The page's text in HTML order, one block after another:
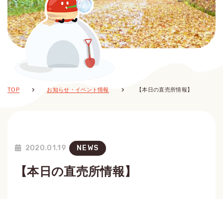
TOP お知らせ・イベント情報 【本日の直売所情報】
2020.01.19 NEWS
【本日の直売所情報】